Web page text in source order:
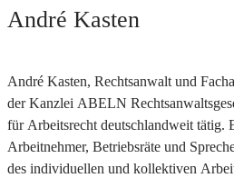
André Kasten
André Kasten, Rechtsanwalt und
der Kanzlei ABELN
für Arbeitsrecht deutschlandweit tätig.
Arbeitnehmer, Betriebsräte und
des individuellen und kollektiven